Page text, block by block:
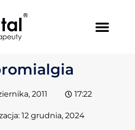
2011 17:22
12 grudnia, 2024